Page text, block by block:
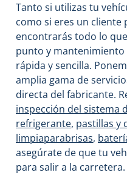
Tanto si utilizas tu
como si eres un cliente
encontrarás todo lo
punto y
rápida y sencilla.
amplia gama de
directa del fabricante.
inspección del sistema
refrigerante, pastillas y
limpiaparabrisas,
asegúrate de que tu
para salir a la carretera.